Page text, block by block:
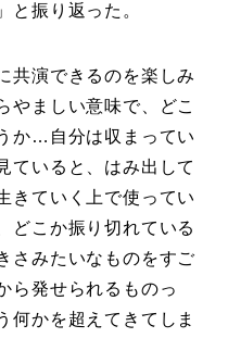
と振り返った。
共演できるのを楽しみ
やましい意味で、どこ
か…自分は収まってい
ていると、はみ出して
きていく上で使ってい
どこか振り切れている
さみたいなものをすご
ら発せられるものっ
何かを超えてきてしま